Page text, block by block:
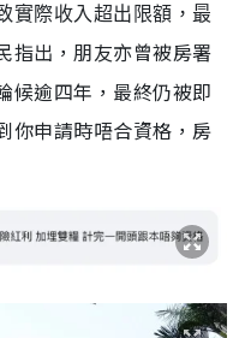
實際收入超出限額，最
指出，朋友亦曾被房署
候逾四年，最終仍被即
你申請時唔合資格，房